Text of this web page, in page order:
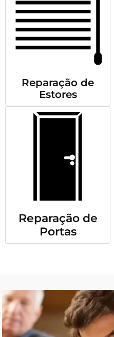
Reparação de
Estores
Reparação de
Portas